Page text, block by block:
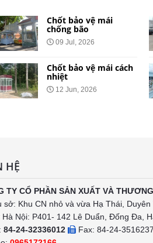
Chốt bảo vệ mái
chống bão
09 Jul, 2026
Chốt bảo vệ mái cách
nhiệt
12 Jun, 2026
HỆ
TY CỔ PHẦN SẢN XUẤT VÀ
sở: Khu CN nhỏ và vừa Hạ Thái,
Hà Nội: P401- 142 Lê Duẩn, Đống Đa,
84-24-32336012
Fax: 84-24-